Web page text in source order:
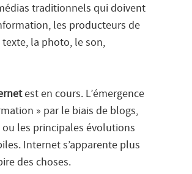
traditionnels qui doivent
les producteurs de
la photo, le son,
est en cours. L’émergence
» par le biais de blogs,
les principales évolutions
Internet s’apparente plus
des choses.